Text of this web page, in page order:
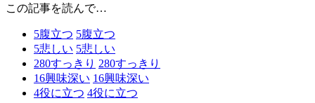
この記事を読んで…
5腹立つ 5腹立つ
5悲しい 5悲しい
280すっきり 280すっきり
16興味深い 16興味深い
4役に立つ 4役に立つ